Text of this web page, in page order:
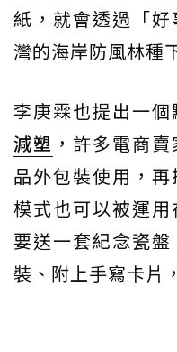
紙，就會透過「
灣的海岸防風林種
李庚霖也提出一
減塑 ，許多電商
品外包裝使用，
模式也可以被運
要送一套紀念瓷
裝、附上手寫卡片